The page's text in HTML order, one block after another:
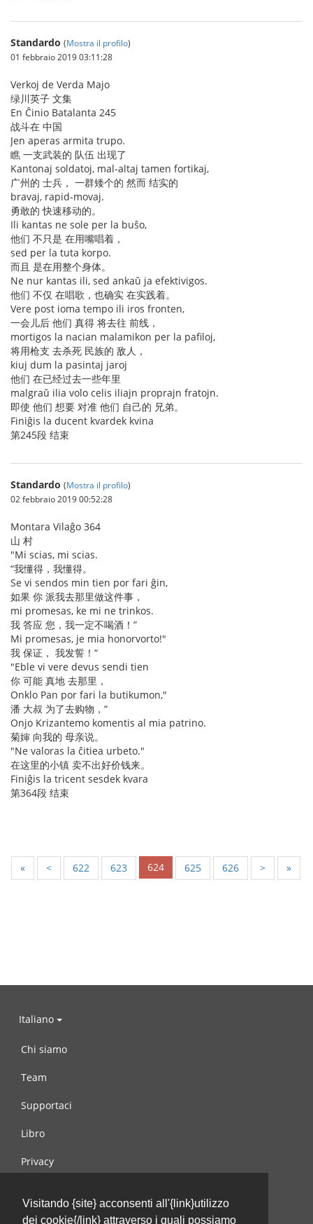
Visitando {site} acconsenti all'{link}utilizzo
dei cookie{/link} attraverso i quali possiamo
Standardo (Mostra il profilo)
01 febbraio 2019 03:11:28
Verkoj de Verda Majo
绿川英子 文集
En Ĉinio Batalanta 245
战斗在 中国
Jen aperas armita trupo.
瞧 一支武装的 队伍 出现了
Kantonaj soldatoj, mal-altaj tamen fortikaj,
广州的 士兵， 一群矮个的 然而 结实的
bravaj, rapid-movaj.
勇敢的 快速移动的。
Ili kantas ne sole per la buŝo,
他们 不只是 在用嘴唱着，
sed per la tuta korpo.
而且 是在用整个身体。
Ne nur kantas ili, sed ankaŭ ja efektivigos.
他们 不仅 在唱歌，也确实 在实践着。
Vere post ioma tempo ili iros fronten,
一会儿后 他们 真得 将去往 前线，
mortigos la nacian malamikon per la pafiloj,
将用枪支 去杀死 民族的 敌人，
kiuj dum la pasintaj jaroj
他们 在已经过去一些年里
malgraŭ ilia volo celis iliajn proprajn fratojn.
即使 他们 想要 对准 他们 自己的 兄弟。
Finiĝis la ducent kvardek kvina
第245段 结束
Standardo (Mostra il profilo)
02 febbraio 2019 00:52:28
Montara Vilaĝo 364
山 村
"Mi scias, mi scias.
“我懂得，我懂得。
Se vi sendos min tien por fari ĝin,
如果 你 派我去那里做这件事，
mi promesas, ke mi ne trinkos.
我 答应 您，我一定不喝酒！”
Mi promesas, je mia honorvorto!"
我 保证， 我发誓！“
"Eble vi vere devus sendi tien
你 可能 真地 去那里，
Onklo Pan por fari la butikumon,"
潘 大叔 为了去购物，“
Onjo Krizantemo komentis al mia patrino.
菊婶 向我的 母亲说。
"Ne valoras la ĉitiea urbeto."
在这里的小镇 卖不出好价钱来。
Finiĝis la tricent sesdek kvara
第364段 结束
« < 622 623 624 625 626 > »
Italiano
Chi siamo
Team
Supportaci
Libro
Privacy
Contattaci